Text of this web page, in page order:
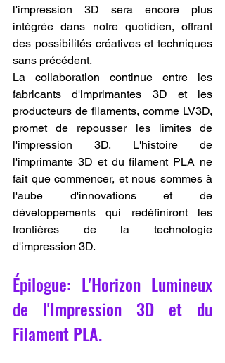
l'impression 3D sera encore plus
intégrée dans notre quotidien, offrant
des possibilités créatives et techniques
sans précédent.
La collaboration continue entre les
fabricants d'imprimantes 3D et les
producteurs de filaments, comme LV3D,
promet de repousser les limites de
l'impression 3D. L'histoire de
l'imprimante 3D et du filament PLA ne
fait que commencer, et nous sommes à
l'aube d'innovations et de
développements qui redéfiniront les
frontières de la technologie
d'impression 3D.
Épilogue: L'Horizon Lumineux
de l'Impression 3D et du
Filament PLA.